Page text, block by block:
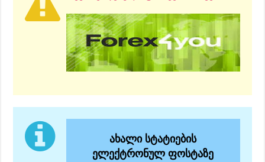
ახალი სტატიების
ელექტრონულ ფოსტაზე